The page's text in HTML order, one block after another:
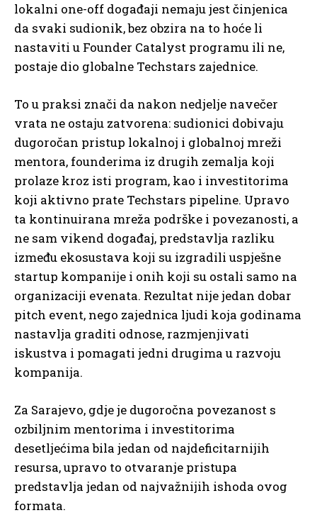
lokalni one-off događaji nemaju jest činjenica
da svaki sudionik, bez obzira na to hoće li
nastaviti u Founder Catalyst programu ili ne,
postaje dio globalne Techstars zajednice.
To u praksi znači da nakon nedjelje navečer
vrata ne ostaju zatvorena: sudionici dobivaju
dugoročan pristup lokalnoj i globalnoj mreži
mentora, founderima iz drugih zemalja koji
prolaze kroz isti program, kao i investitorima
koji aktivno prate Techstars pipeline. Upravo
ta kontinuirana mreža podrške i povezanosti, a
ne sam vikend događaj, predstavlja razliku
između ekosustava koji su izgradili uspješne
startup kompanije i onih koji su ostali samo na
organizaciji evenata. Rezultat nije jedan dobar
pitch event, nego zajednica ljudi koja godinama
nastavlja graditi odnose, razmjenjivati
iskustva i pomagati jedni drugima u razvoju
kompanija.
Za Sarajevo, gdje je dugoročna povezanost s
ozbiljnim mentorima i investitorima
desetljećima bila jedan od najdeficitarnijih
resursa, upravo to otvaranje pristupa
predstavlja jedan od najvažnijih ishoda ovog
formata.